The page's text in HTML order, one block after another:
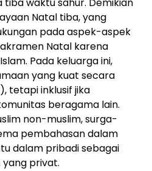
waktu sahur. Demikian
Natal tiba, yang
pada aspek-aspek
Natal karena
Pada keluarga ini,
yang kuat secara
tetapi inklusif jika
beragama lain.
non-muslim, surga-
pembahasan dalam
dalam pribadi sebagai
privat.